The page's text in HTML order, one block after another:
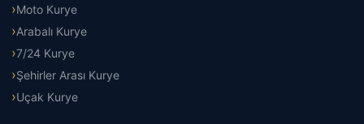
Moto Kurye
Arabalı Kurye
7/24 Kurye
Şehirler Arası Kurye
Uçak Kurye